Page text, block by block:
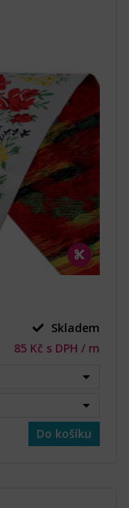
Skladem
85 Kč s DPH / m
Do košíku